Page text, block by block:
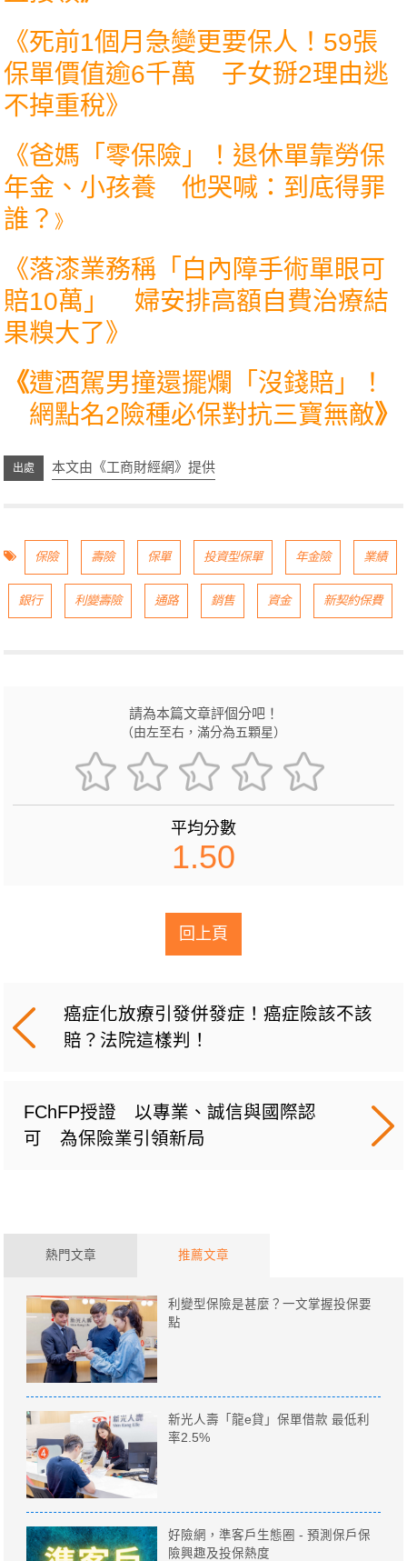
《死前1個月急變更要保人！59張
保單價值逾6千萬 子女掰2理由逃
不掉重稅》
《爸媽「零保險」！退休單靠勞保
年金、小孩養 他哭喊：到底得罪
誰？》
《落漆業務稱「白內障手術單眼可
賠10萬」 婦安排高額自費治療結
果糗大了》
《遭酒駕男撞還擺爛「沒錢賠」！
網點名2險種必保對抗三寶無敵》
本文由《工商財經網》提供
保險 壽險 保單 投資型保單 年金險 業績
銀行 利變壽險 通路 銷售 資金 新契約保費
請為本篇文章評個分吧！
（由左至右，滿分為五顆星）
平均分數
1.50
回上頁
癌症化放療引發併發症！癌症險該不該
賠？法院這樣判！
FChFP授證 以專業、誠信與國際認
可 為保險業引領新局
熱門文章 推薦文章
利變型保險是甚麼？一文掌握投保要
點
新光人壽「龍e貸」保單借款 最低利
率2.5%
好險網，準客戶生態圈 - 預測保戶保
險興趣及投保熱度